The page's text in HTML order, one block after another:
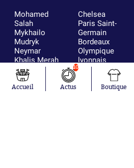
Mohamed
Salah
Mykhailo
Mudryk
Neymar
Khalis Merah
Loïs Openda
Moussa
Niakhaté
Chelsea
Paris Saint-
Germain
Bordeaux
Olympique
lyonnais
FIFA
Real Madrid
RC Strasbourg
Accueil
10
Actus Boutique